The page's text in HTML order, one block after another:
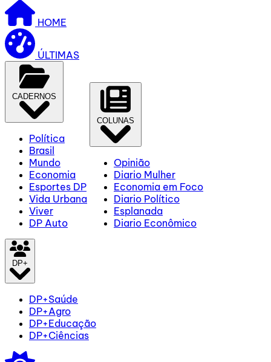
HOME
ÚLTIMAS
CADERNOS
Política
Brasil
Mundo
Economia
Esportes DP
Vida Urbana
Viver
DP Auto
COLUNAS
Opinião
Diario Mulher
Economia em Foco
Diario Político
Esplanada
Diario Econômico
DP+
DP+Saúde
DP+Agro
DP+Educação
DP+Ciências